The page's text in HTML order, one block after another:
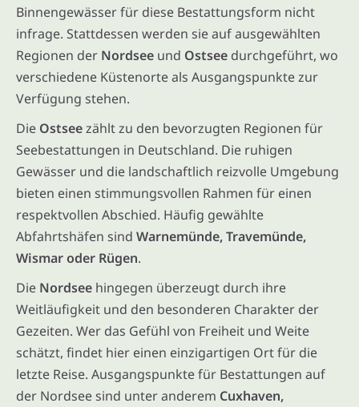
Binnengewässer für diese Bestattungsform nicht
infrage. Stattdessen werden sie auf ausgewählten
Regionen der Nordsee und Ostsee durchgeführt, wo
verschiedene Küstenorte als Ausgangspunkte zur
Verfügung stehen.
Die Ostseezählt zu den bevorzugten Regionen für
Seebestattungen in Deutschland. Die ruhigen
Gewässer und die landschaftlich reizvolle Umgebung
bieten einen stimmungsvollen Rahmen für einen
respektvollen Abschied. Häufig gewählte
Abfahrtshäfen sind Warnemünde, Travemünde,
Wismar oder Rügen.
Die Nordsee hingegen überzeugt durch ihre
Weitläufigkeit und den besonderen Charakter der
Gezeiten. Wer das Gefühl von Freiheit und Weite
schätzt, findet hier einen einzigartigen Ort für die
letzte Reise. Ausgangspunkte für Bestattungen auf
der Nordsee sind unter anderem Cuxhaven,